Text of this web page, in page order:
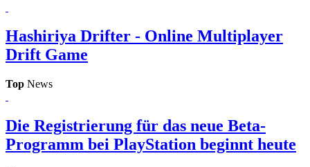
Hashiriya Drifter - Online Multiplayer
Drift Game
Top News
Die Registrierung für das neue Beta-
Programm bei PlayStation beginnt heute